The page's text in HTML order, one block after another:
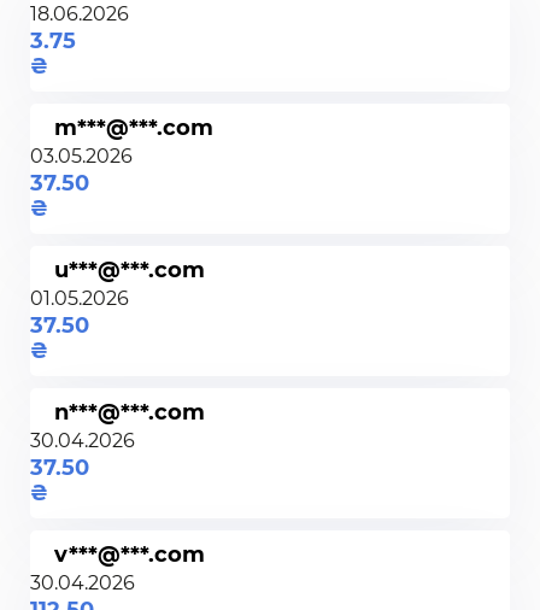
18.06.2026
3.75
m***@***.com
03.05.2026
37.50
u***@***.com
01.05.2026
37.50
n***@***.com
30.04.2026
37.50
v***@***.com
30.04.2026